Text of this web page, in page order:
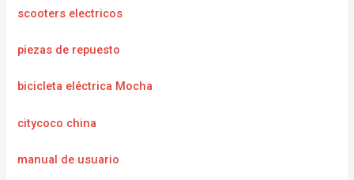
scooters electricos
piezas de repuesto
bicicleta eléctrica Mocha
citycoco china
manual de usuario